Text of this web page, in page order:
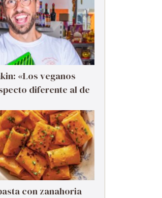
«Los veganos
diferente al de
con zanahoria